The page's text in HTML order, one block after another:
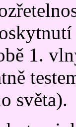
1.
světa).